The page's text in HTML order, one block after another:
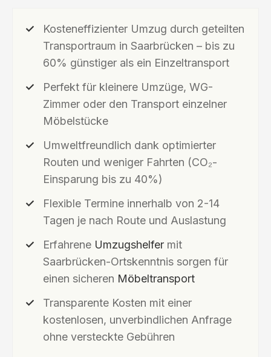
Kosteneffizienter Umzug durch geteilten
Transportraum in Saarbrücken – bis zu
60% günstiger als ein Einzeltransport
Perfekt für kleinere Umzüge, WG-
Zimmer oder den Transport einzelner
Möbelstücke
Umweltfreundlich dank optimierter
Routen und weniger Fahrten (CO₂-
Einsparung bis zu 40%)
Flexible Termine innerhalb von 2-14
Tagen je nach Route und Auslastung
Erfahrene Umzugshelfer mit
Saarbrücken-Ortskenntnis sorgen für
einen sicheren Möbeltransport
Transparente Kosten mit einer
kostenlosen, unverbindlichen Anfrage
ohne versteckte Gebühren